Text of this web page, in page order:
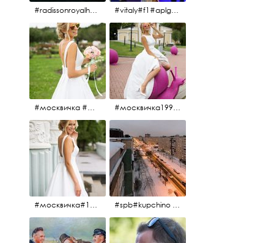
#radissonroyalhotel #рэдиссонройал#рэдиссонройалмосква #рекамосква#москва#гостиницаукраина#украина#hotel#отель#moscow @radissonroyalmoscow #vitaly#f1#aplgallery#formula1
#москвичка #москвичка1990#вднх2016 #июль2016 #1990 #москвичка1990@#июль2016 #вднх2016 #1990
#москвичка#1990#вднх2016#июль2016# #spb#kupchino #крышапотекла